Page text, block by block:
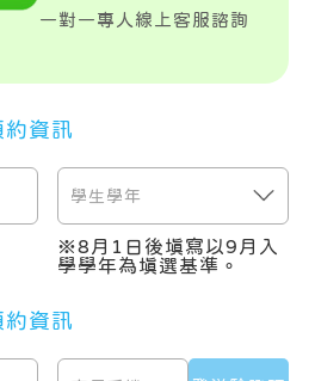
一對一專人線上客服諮詢
資訊
※8月1日後填寫以9月入
學學年為填選基準。
資訊